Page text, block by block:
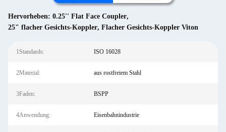
Hervorheben: 0.25'' Flat Face Coupler,
25" flacher Gesichts-Koppler, Flacher Gesichts-Koppler Viton
1Standards: ISO 16028
2Material: aus rostfreiem Stahl
3Faden: BSPP
4Anwendung: Eisenbahnindustrie